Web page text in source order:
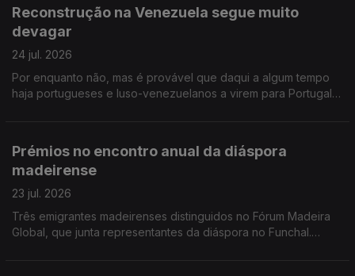
Reconstrução na Venezuela segue muito
devagar
24 jul. 2026
Por enquanto não, mas é provável que daqui a algum tempo
haja portugueses e luso-venezuelanos a virem para Portugal,
Prémios no encontro anual da diáspora
madeirense
23 jul. 2026
Três emigrantes madeirenses distinguidos no Fórum Madeira
Global, que junta representantes da diáspora no Funchal.